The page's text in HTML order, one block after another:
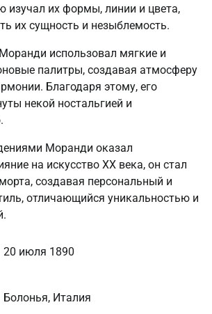
изучал их формы, линии и цвета,
их сущность и незыблемость.
использовал мягкие и
палитры, создавая атмосферу
Благодаря этому, его
некой ностальгией и
Моранди оказал
на искусство XX века, он стал
создавая персональный и
отличающийся уникальностью и
20 июля 1890
Болонья, Италия